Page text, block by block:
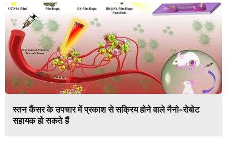
स्तन कैंसर के उपचार में प्रकाश से सक्रिय होने वाले नैनो-रोबोट
सहायक हो सकते हैं